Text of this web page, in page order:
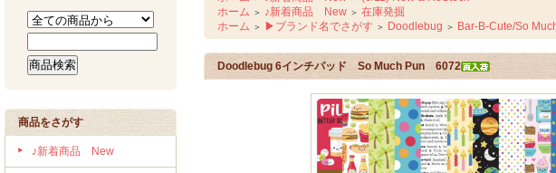
商品をさがす
♪新着商品 New
ホーム ＞ ♪新着商品 New ＞ 在庫発掘
ホーム ＞ ▶ブランド名でさがす ＞ Doodlebug ＞ Bar-B-Cute/So
Doodlebug 6インチパッド So Much Pun 6072